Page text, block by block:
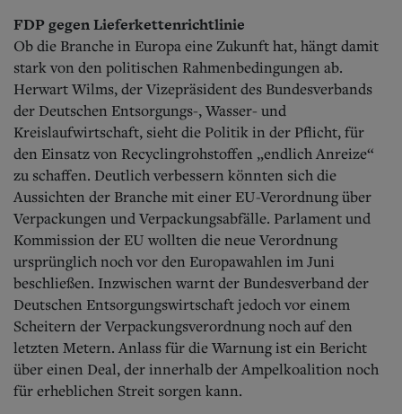
FDP gegen Lieferkettenrichtlinie
Ob die Branche in Europa eine Zukunft hat, hängt damit
stark von den politischen Rahmenbedingungen ab.
Herwart Wilms, der Vizepräsident des Bundesverbands
der Deutschen Entsorgungs-, Wasser- und
Kreislaufwirtschaft, sieht die Politik in der Pflicht, für
den Einsatz von Recyclingrohstoffen „endlich Anreize“
zu schaffen. Deutlich verbessern könnten sich die
Aussichten der Branche mit einer EU-Verordnung über
Verpackungen und Verpackungsabfälle. Parlament und
Kommission der EU wollten die neue Verordnung
ursprünglich noch vor den Europawahlen im Juni
beschließen. Inzwischen warnt der Bundesverband der
Deutschen Entsorgungswirtschaft jedoch vor einem
Scheitern der Verpackungsverordnung noch auf den
letzten Metern. Anlass für die Warnung ist ein Bericht
über einen Deal, der innerhalb der Ampelkoalition noch
für erheblichen Streit sorgen kann.